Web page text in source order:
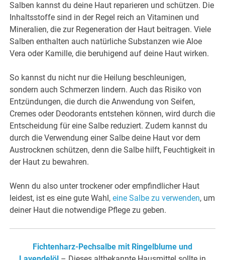
Salben kannst du deine Haut reparieren und schützen. Die
Inhaltsstoffe sind in der Regel reich an Vitaminen und
Mineralien, die zur Regeneration der Haut beitragen. Viele
Salben enthalten auch natürliche Substanzen wie Aloe
Vera oder Kamille, die beruhigend auf deine Haut wirken.
So kannst du nicht nur die Heilung beschleunigen,
sondern auch Schmerzen lindern. Auch das Risiko von
Entzündungen, die durch die Anwendung von Seifen,
Cremes oder Deodorants entstehen können, wird durch die
Entscheidung für eine Salbe reduziert. Zudem kannst du
durch die Verwendung einer Salbe deine Haut vor dem
Austrocknen schützen, denn die Salbe hilft, Feuchtigkeit in
der Haut zu bewahren.
Wenn du also unter trockener oder empfindlicher Haut
leidest, ist es eine gute Wahl,eine Salbe zu verwenden, um
deiner Haut die notwendige Pflege zu geben.
Fichtenharz-Pechsalbe mit Ringelblume und